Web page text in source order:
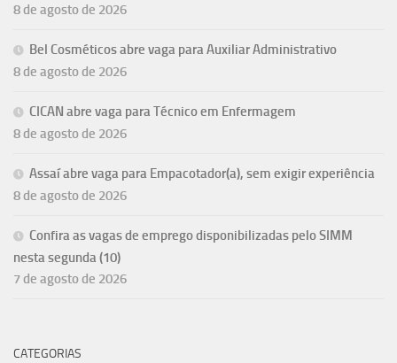
8 de agosto de 2026
Bel Cosméticos abre vaga para Auxiliar Administrativo
8 de agosto de 2026
CICAN abre vaga para Técnico em Enfermagem
8 de agosto de 2026
Assaí abre vaga para Empacotador(a), sem exigir experiência
8 de agosto de 2026
Confira as vagas de emprego disponibilizadas pelo SIMM
nesta segunda (10)
7 de agosto de 2026
CATEGORIAS